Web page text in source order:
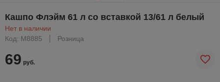
Кашпо Флэйм 61 л со вставкой 13/61 л белый
Нет в наличии
Код: М8885
Розница
69 руб.